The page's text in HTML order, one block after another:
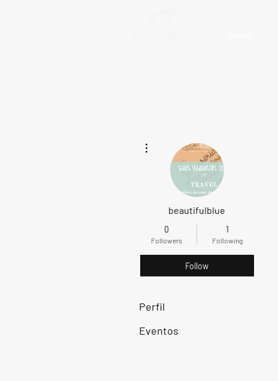
beautifulblue
0
Followers
1
Following
Follow
Perfil
Eventos